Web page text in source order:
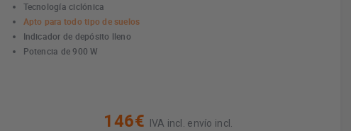
Tecnología ciclónica
Apto para todo tipo de suelos
Indicador de depósito lleno
Potencia de 900 W
146€ IVA incl. envío incl.